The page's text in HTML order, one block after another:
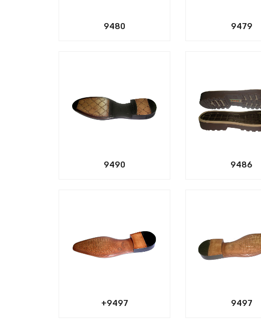
9479
9480
9486
9490
9497
9497+